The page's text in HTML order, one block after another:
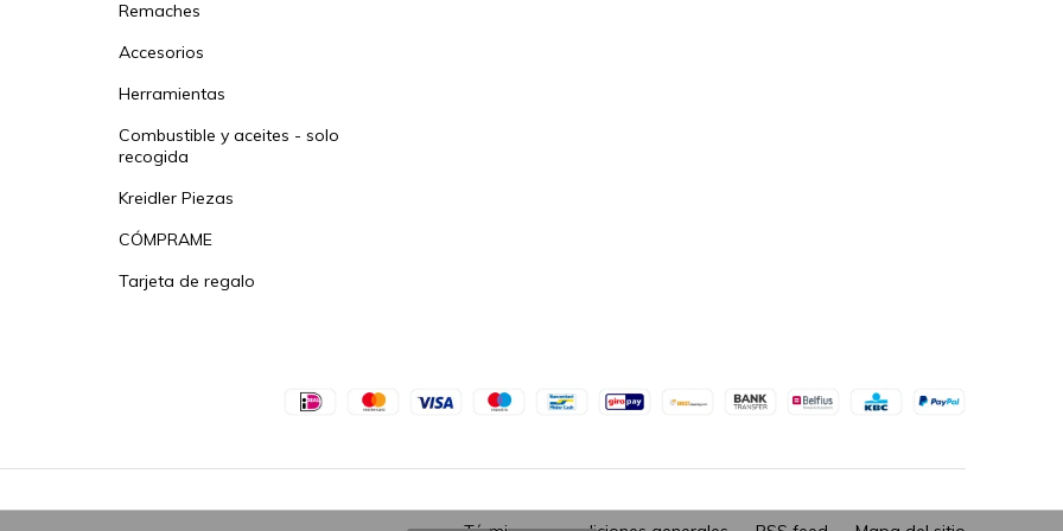
Remaches
Accesorios
Herramientas
Combustible y aceites - solo
recogida
Kreidler Piezas
CÓMPRAME
Tarjeta de regalo